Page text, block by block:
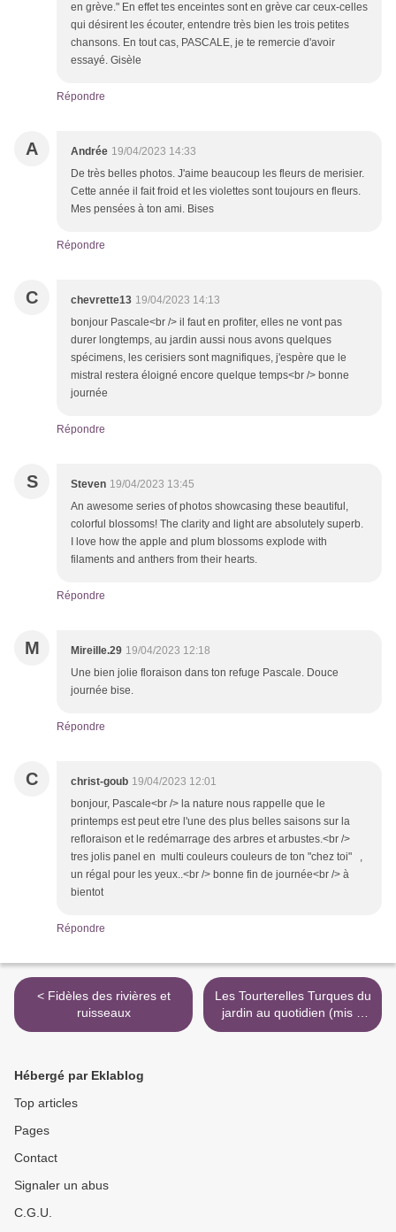
en grève." En effet tes enceintes sont en grève car ceux-celles
qui désirent les écouter, entendre très bien les trois petites
chansons. En tout cas, PASCALE, je te remercie d'avoir
essayé. Gisèle
Répondre
A Andrée 19/04/2023 14:33
De très belles photos. J'aime beaucoup les fleurs de merisier.
Cette année il fait froid et les violettes sont toujours en fleurs.
Mes pensées à ton ami. Bises
Répondre
C chevrette13 19/04/2023 14:13
bonjour Pascale<br /> il faut en profiter, elles ne vont pas
durer longtemps, au jardin aussi nous avons quelques
spécimens, les cerisiers sont magnifiques, j'espère que le
mistral restera éloigné encore quelque temps<br /> bonne
journée
Répondre
S Steven 19/04/2023 13:45
An awesome series of photos showcasing these beautiful,
colorful blossoms! The clarity and light are absolutely superb.
I love how the apple and plum blossoms explode with
filaments and anthers from their hearts.
Répondre
M Mireille.29 19/04/2023 12:18
Une bien jolie floraison dans ton refuge Pascale. Douce
journée bise.
Répondre
C christ-goub 19/04/2023 12:01
bonjour, Pascale<br /> la nature nous rappelle que le
printemps est peut etre l'une des plus belles saisons sur la
refloraison et le redémarrage des arbres et arbustes.<br />
tres jolis panel en multi couleurs couleurs de ton "chez toi" ,
un régal pour les yeux..<br /> bonne fin de journée<br /> à
bientot
Répondre
< Fidèles des rivières et
ruisseaux
Les Tourterelles Turques du
jardin au quotidien (mis à
jour le 27/05) >
Hébergé par Eklablog
Top articles
Pages
Contact
Signaler un abus
C.G.U.